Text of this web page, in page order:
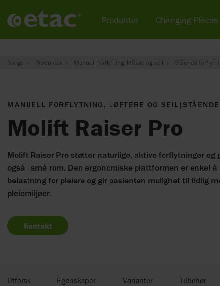
Norge Produkter Manuell forflytning, løftere og seil Stående
MANUELL FORFLYTNING, LØFTERE OG SEIL |
Molift Raiser Pro
Molift Raiser Pro støtter naturlige, aktive forflytninger og
også i små rom. Den ergonomiske plattformen er enkel å
belastning for pleiere og gir pasienten mulighet til tidlig
pleiemiljøer.
Kontakt
Utforsk Egenskaper Varianter Tilbehør
Produkter Changing Places